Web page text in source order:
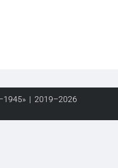
| 2019–2026